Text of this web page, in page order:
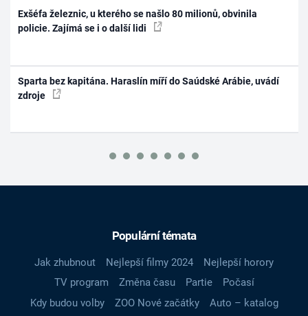
Exšéfa železnic, u kterého se našlo 80 milionů, obvinila
policie. Zajímá se i o další lidi
Sparta bez kapitána. Haraslín míří do Saúdské Arábie, uvádí
zdroje
Populární témata
Jak zhubnout Nejlepší filmy 2024
Nejlepší horory
TV program
Změna času Partie
Počasí
Kdy budou volby
ZOO Nové začátky
Auto – katalog